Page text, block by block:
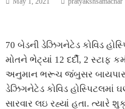
70 બેડની ડેઝિગનેટેડ કોવિડ
મોતને ભેટ્યાં 12 દર્દી, 2 સ્ટાફ
અનુમાન ભરૂચ જંબુસર બાયપાસ
ડેઝિગનેટેડ કોવિડ હોસ્પિટલમાં
સારવાર લઇ રહ્યાં હતા. ત્યારે